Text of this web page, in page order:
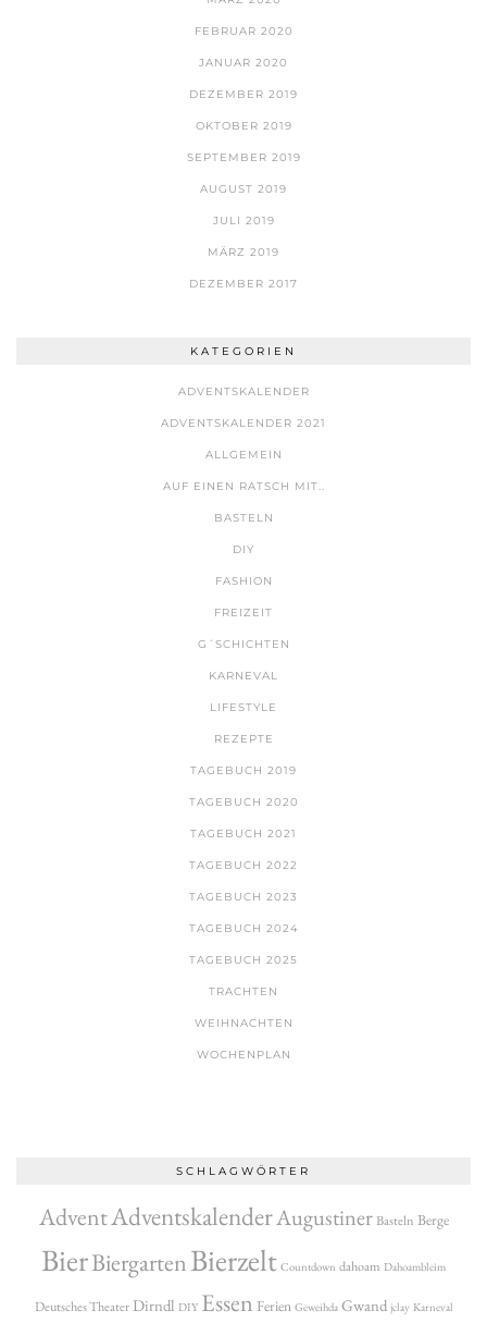
FEBRUAR 2020
JANUAR 2020
DEZEMBER 2019
OKTOBER 2019
SEPTEMBER 2019
AUGUST 2019
JULI 2019
MÄRZ 2019
DEZEMBER 2017
KATEGORIEN
ADVENTSKALENDER
ADVENTSKALENDER 2021
ALLGEMEIN
AUF EINEN RATSCH MIT..
BASTELN
DIY
FASHION
FREIZEIT
G´SCHICHTEN
KARNEVAL
LIFESTYLE
REZEPTE
TAGEBUCH 2019
TAGEBUCH 2020
TAGEBUCH 2021
TAGEBUCH 2022
TAGEBUCH 2023
TAGEBUCH 2024
TAGEBUCH 2025
TRACHTEN
WEIHNACHTEN
WOCHENPLAN
SCHLAGWÖRTER
AdventAdventskalenderAugustiner Basteln Berge
BierBiergartenBierzelt Countdown dahoam Dahoambleim
Deutsches Theater Dirndl DIY Essen Ferien Geweihda Gwand jclay Karneval